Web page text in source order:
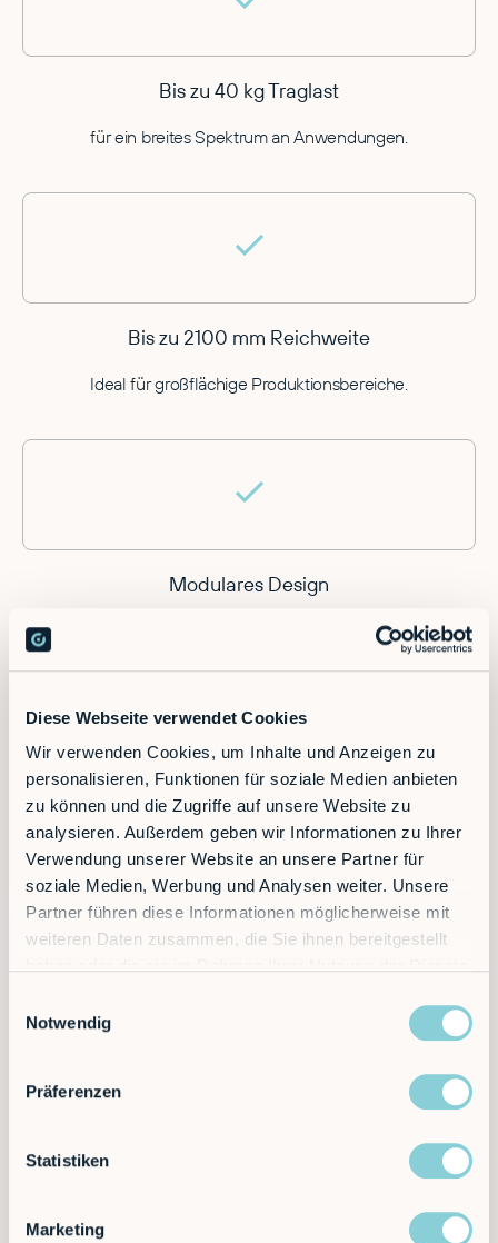
Diese Webseite verwendet Cookies
Wir verwenden Cookies, um Inhalte und Anzeigen zu
personalisieren, Funktionen für soziale Medien anbieten
zu können und die Zugriffe auf unsere Website zu
analysieren. Außerdem geben wir Informationen zu Ihrer
Verwendung unserer Website an unsere Partner für
soziale Medien, Werbung und Analysen weiter. Unsere
Partner führen diese Informationen möglicherweise mit
weiteren Daten zusammen, die Sie ihnen bereitgestellt
Notwendig
Präferenzen
Statistiken
Marketing
Bis zu 40 kg Traglast
für ein breites Spektrum an Anwendungen.
Bis zu 2100 mm Reichweite
Ideal für großflächige Produktionsbereiche.
Modulares Design
Flexibel und skalierbar, wenn sich Ihre Anforderungen
RobFlow Interface
Intuitive Steuerung, keine Programmierkenntnisse
erforderlich.
Zuverlässig und effizient in jeder Aufgabe.